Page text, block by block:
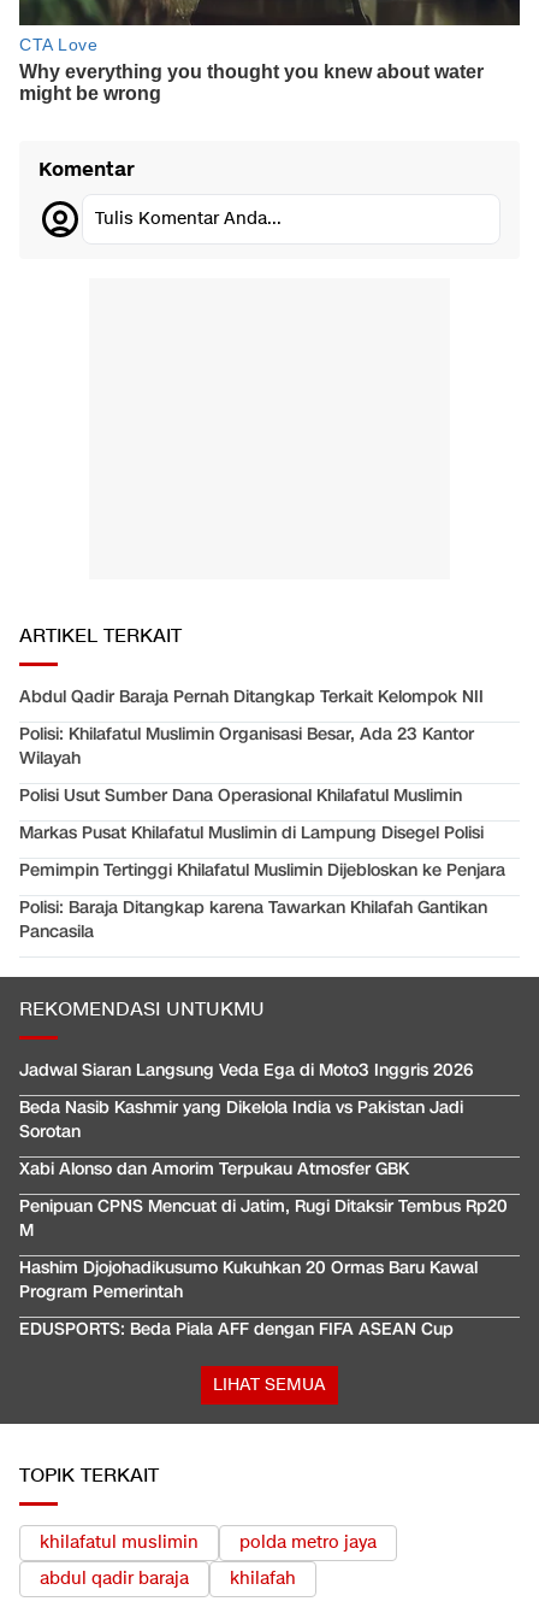
Komentar
Tulis Komentar Anda...
ARTIKEL TERKAIT
Abdul Qadir Baraja Pernah Ditangkap Terkait Kelompok NII
Polisi: Khilafatul Muslimin Organisasi Besar, Ada 23 Kantor
Wilayah
Polisi Usut Sumber Dana Operasional Khilafatul Muslimin
Markas Pusat Khilafatul Muslimin di Lampung Disegel Polisi
Pemimpin Tertinggi Khilafatul Muslimin Dijebloskan ke Penjara
Polisi: Baraja Ditangkap karena Tawarkan Khilafah Gantikan
Pancasila
REKOMENDASI UNTUKMU
Jadwal Siaran Langsung Veda Ega di Moto3 Inggris 2026
Beda Nasib Kashmir yang Dikelola India vs Pakistan Jadi
Sorotan
Xabi Alonso dan Amorim Terpukau Atmosfer GBK
Penipuan CPNS Mencuat di Jatim, Rugi Ditaksir Tembus Rp20
M
Hashim Djojohadikusumo Kukuhkan 20 Ormas Baru Kawal
Program Pemerintah
EDUSPORTS: Beda Piala AFF dengan FIFA ASEAN Cup
LIHAT SEMUA
TOPIK TERKAIT
khilafatul muslimin
polda metro jaya
abdul qadir baraja
khilafah